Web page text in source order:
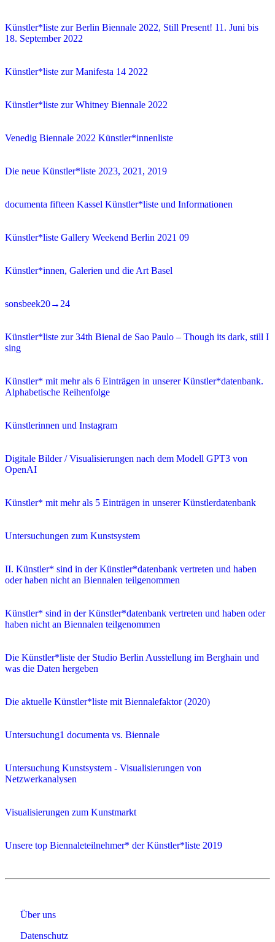
Künstler*liste zur Berlin Biennale 2022, Still Present! 11. Juni bis
18. September 2022
Künstler*liste zur Manifesta 14 2022
Künstler*liste zur Whitney Biennale 2022
Venedig Biennale 2022 Künstler*innenliste
Die neue Künstler*liste 2023, 2021, 2019
documenta fifteen Kassel Künstler*liste und Informationen
Künstler*liste Gallery Weekend Berlin 2021 09
Künstler*innen, Galerien und die Art Basel
sonsbeek20→24
Künstler*liste zur 34th Bienal de Sao Paulo – Though its dark, still I
sing
Künstler* mit mehr als 6 Einträgen in unserer Künstler*datenbank.
Alphabetische Reihenfolge
Künstlerinnen und Instagram
Digitale Bilder / Visualisierungen nach dem Modell GPT3 von
OpenAI
Künstler* mit mehr als 5 Einträgen in unserer Künstlerdatenbank
Untersuchungen zum Kunstsystem
II. Künstler* sind in der Künstler*datenbank vertreten und haben
oder haben nicht an Biennalen teilgenommen
Künstler* sind in der Künstler*datenbank vertreten und haben oder
haben nicht an Biennalen teilgenommen
Die Künstler*liste der Studio Berlin Ausstellung im Berghain und
was die Daten hergeben
Die aktuelle Künstler*liste mit Biennalefaktor (2020)
Untersuchung1 documenta vs. Biennale
Untersuchung Kunstsystem - Visualisierungen von
Netzwerkanalysen
Visualisierungen zum Kunstmarkt
Unsere top Biennaleteilnehmer* der Künstler*liste 2019
Über uns
Datenschutz